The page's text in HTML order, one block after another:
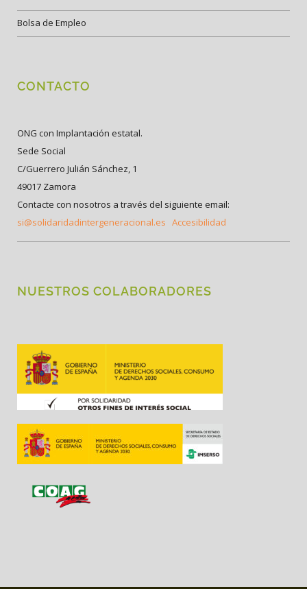
Bolsa de Empleo
CONTACTO
ONG con Implantación estatal.
Sede Social
C/Guerrero Julián Sánchez, 1
49017 Zamora
Contacte con nosotros a través del siguiente email:
si@solidaridadintergeneracional.es Accesibilidad
NUESTROS COLABORADORES